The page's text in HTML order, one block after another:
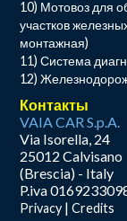
10) Мотовоз для
участков
монтажная)
11) Система
12)
Контакты
VAIA CAR S.p.A.
Via Isorella, 24
25012 Calvisano
(Brescia) - Italy
P.iva
Privacy |Credits